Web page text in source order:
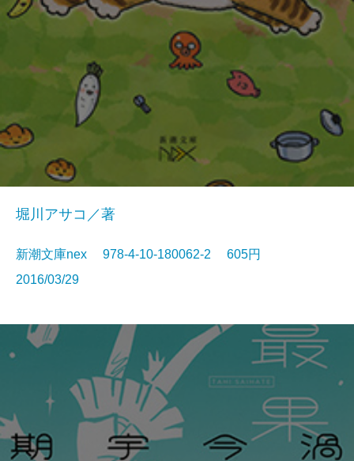
堀川アサコ／著
新潮文庫nex 978-4-10-180062-2 605円
2016/03/29